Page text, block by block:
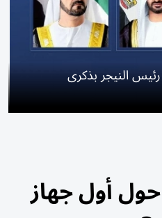
النيجر بذكرى
أول جهاز